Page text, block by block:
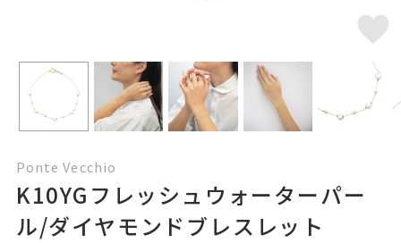
Ponte Vecchio
K10YGフレッシュウォーターパー
ル/ダイヤモンドブレスレット